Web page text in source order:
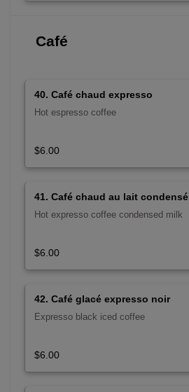
Café
40. Café chaud expresso
Hot espresso coffee
$6.00
41. Café chaud au lait condensé
Hot expresso coffee condensed milk
$6.00
42. Café glacé expresso noir
Expresso black iced coffee
$6.00